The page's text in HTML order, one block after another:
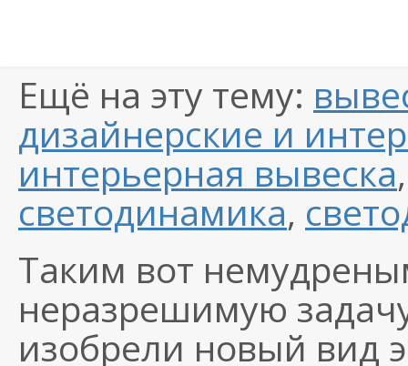
Ещё на эту тему:
дизайнерские и
интерьерная вывеска
светодинамика,
Таким вот
неразрешимую
изобрели новый вид